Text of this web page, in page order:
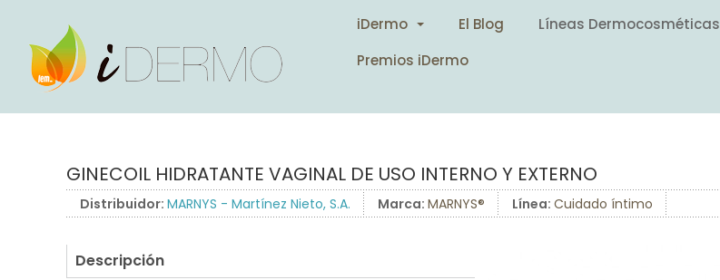
iDermo El Blog Líneas Dermocosméticas
Premios iDermo
GINECOIL HIDRATANTE VAGINAL DE USO INTERNO Y EXTERNO
Distribuidor: MARNYS - Martínez Nieto, S.A. Marca: MARNYS® Línea: Cuidado íntimo
Descripción